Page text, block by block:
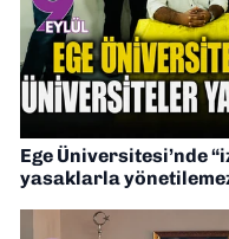
Ege Üniversitesi’nde
yasaklarla